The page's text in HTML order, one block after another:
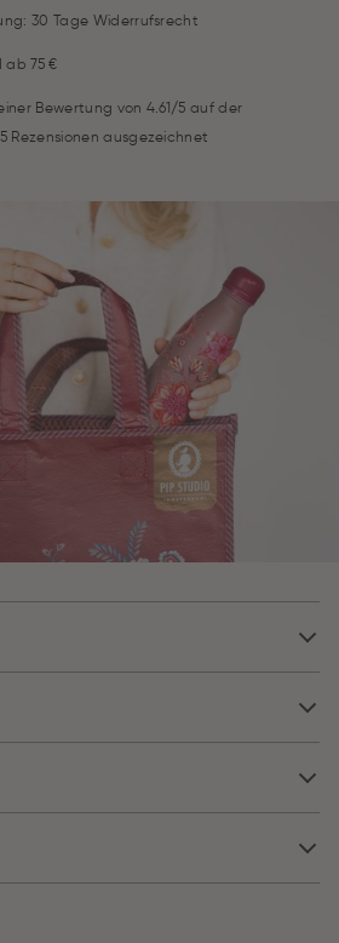
30 Tage Widerrufsrecht
ab 75 €
Bewertung von 4.61/5 auf der
Rezensionen ausgezeichnet